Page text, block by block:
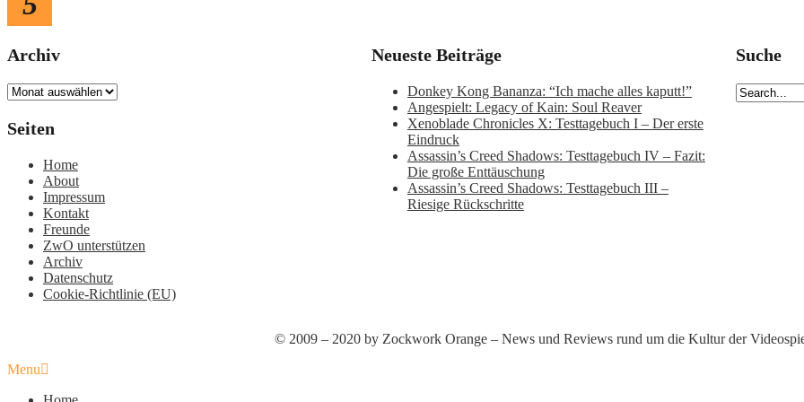
Archiv
Archiv
Seiten
Home
About
Impressum
Kontakt
Freunde
ZwO unterstützen
Archiv
Datenschutz
Cookie-Richtlinie (EU)
Neueste Beiträge
Donkey Kong Bananza: “Ich mache alles kaputt!”
Angespielt: Legacy of Kain: Soul Reaver
Xenoblade Chronicles X: Testtagebuch I – Der erste
Eindruck
Assassin’s Creed Shadows: Testtagebuch IV – Fazit:
Die große Enttäuschung
Assassin’s Creed Shadows: Testtagebuch III –
Riesige Rückschritte
Suche
© 2009 – 2020 by Zockwork Orange – News und Reviews rund um die Kultur der
Menu